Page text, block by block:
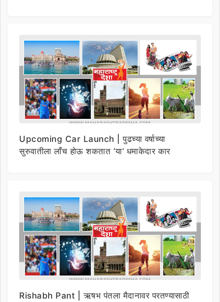
Upcoming Car Launch | पुढच्या वर्षाच्या
सुरुवातीला लाँच होऊ शकतात ‘या’ धमाकेदार कार
Rishabh Pant | ऋषभ पंतला मैदानावर परतण्यासाठी